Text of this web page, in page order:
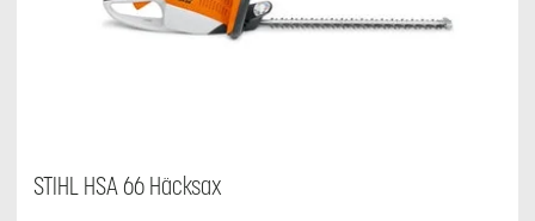
STIHL HSA 66 Häcksax